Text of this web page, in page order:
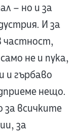
– но и за
И за
частност,
не и пука,
и гърбаво
нещо.
всичките
за